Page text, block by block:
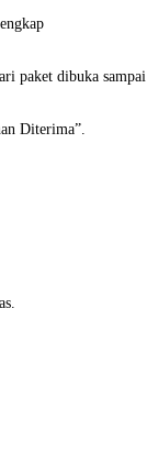
paket dibuka sampai
Diterima”.